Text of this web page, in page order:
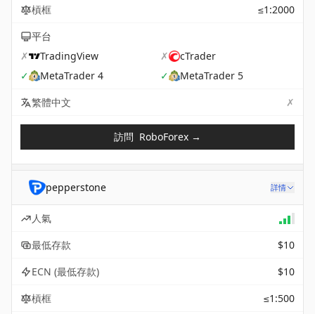
槓框
≤1:2000
平台
✗
TradingView ✗
cTrader
✓
MetaTrader 4 ✓
MetaTrader 5
繁體中文
✗
訪問 RoboForex →
pepperstone 詳情
人氣
最低存款
$10
ECN (最低存款)
$10
槓框
≤1:500